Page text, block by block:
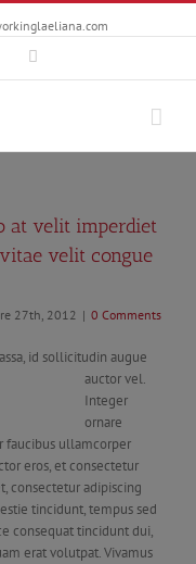
Google+
at velit imperdiet
velit congue
27th, 2012 | 0 Comments
id sollicitudin augue
auctor vel.
Integer
ornare
faucibus ullamcorper
eros, et consectetur
consectetur adipiscing
tincidunt, tempus sed
consequat tincidunt dui,
erat volutpat. Vivamus